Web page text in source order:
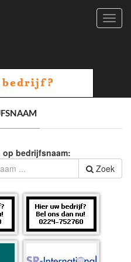
op bedrijfsnaam:
Zoek